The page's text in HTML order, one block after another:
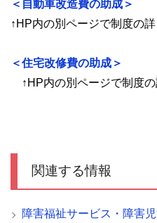
＜自動車改造費の助成＞
↑HP内の別ページで制度の
＜住宅改修費の助成＞
↑HP内の別ページで制度
関連する情報
障害福祉サービス・障害